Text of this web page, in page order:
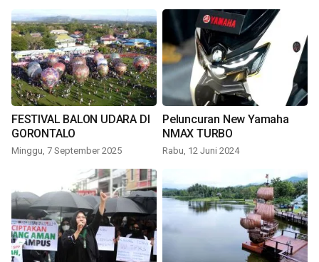
FESTIVAL BALON UDARA DI
GORONTALO
Minggu, 7 September 2025
Peluncuran New Yamaha
NMAX TURBO
Rabu, 12 Juni 2024